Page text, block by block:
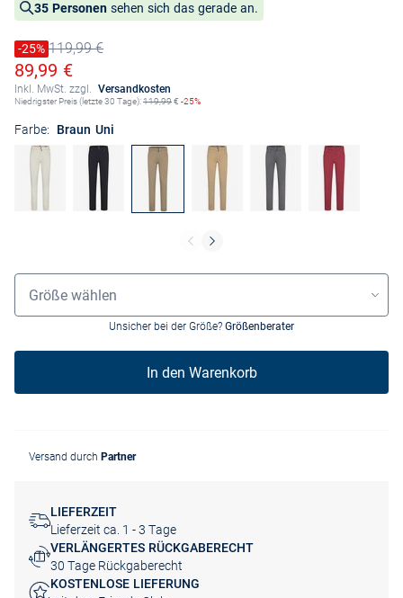
35 Personen sehen sich das gerade an.
Preis reduziert um
-25%
Alter Preis119,99 €
Ermäßigter Preis
89,99 €
Inkl. MwSt. zzgl. Versandkosten
Niedrigster Preis (letzte 30 Tage):119,99€ -25%
Farbe: Braun Uni
Größenauswahl
Größe wählen
Unsicher bei der Größe? Größenberater
In den Warenkorb
Versand durch Partner
LIEFERZEIT
Lieferzeit ca. 1 - 3 Tage
VERLÄNGERTES RÜCKGABERECHT
30 Tage Rückgaberecht
KOSTENLOSE LIEFERUNG